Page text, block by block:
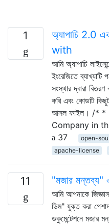
1
অ্যাপাচি 2.0
with
আমি অ্যাপাচি
ইংরেজিতে
সংস্থার দ্বারা
করি এবং কোডটি
আসল ফাইল। /*
Company in
37
open-
apache-license
11 "মজার মন্তব্য"
আমি আপনাকে
ডিম" যুক্ত করা
ডকুমেন্টেশনে মজার